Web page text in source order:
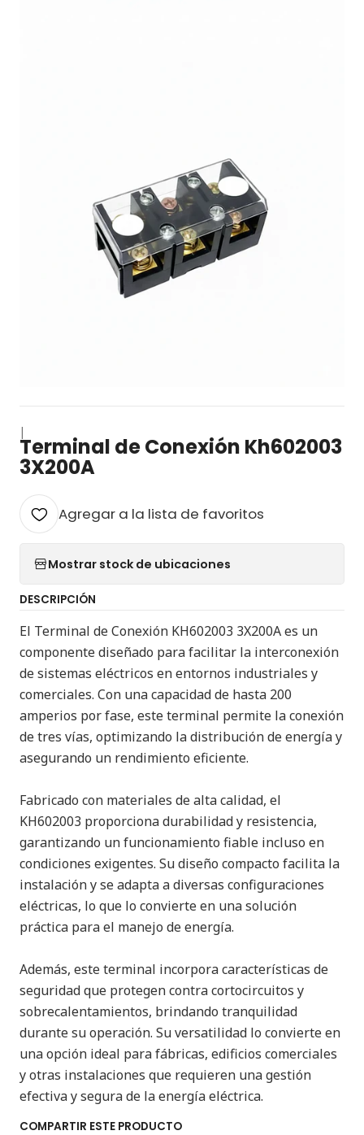
|
Terminal de Conexión Kh602003
3X200A
Agregar a la lista de favoritos
Mostrar stock de ubicaciones
DESCRIPCIÓN
El Terminal de Conexión KH602003 3X200A es un
componente diseñado para facilitar la interconexión
de sistemas eléctricos en entornos industriales y
comerciales. Con una capacidad de hasta 200
amperios por fase, este terminal permite la conexión
de tres vías, optimizando la distribución de energía y
asegurando un rendimiento eficiente.
Fabricado con materiales de alta calidad, el
KH602003 proporciona durabilidad y resistencia,
garantizando un funcionamiento fiable incluso en
condiciones exigentes. Su diseño compacto facilita la
instalación y se adapta a diversas configuraciones
eléctricas, lo que lo convierte en una solución
práctica para el manejo de energía.
Además, este terminal incorpora características de
seguridad que protegen contra cortocircuitos y
sobrecalentamientos, brindando tranquilidad
durante su operación. Su versatilidad lo convierte en
una opción ideal para fábricas, edificios comerciales
y otras instalaciones que requieren una gestión
efectiva y segura de la energía eléctrica.
COMPARTIR ESTE PRODUCTO